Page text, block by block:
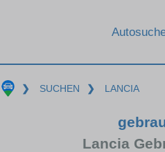
❯ SUCHEN ❯ LANCIA
Lancia